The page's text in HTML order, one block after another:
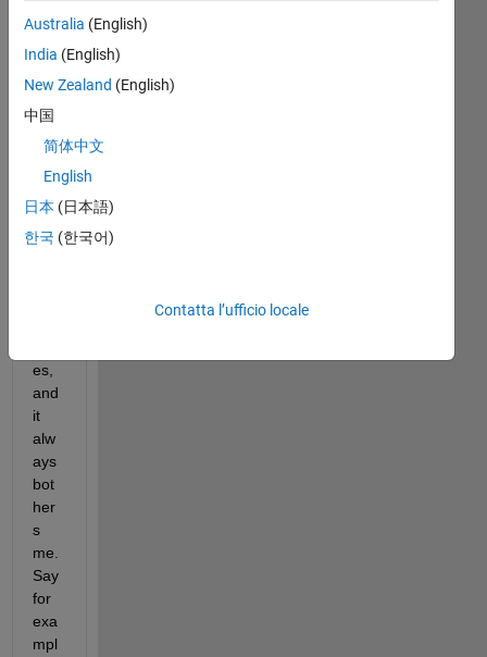
commenti
meno
recenti
enc
oun
tere
es,
and
it
alw
ays
bot
her
s
me.
Say
for
exa
mpl
Australia (English)
India (English)
New Zealand (English)
中国
简体中文
English
日本 (日本語)
한국 (한국어)
Contatta l’ufficio locale